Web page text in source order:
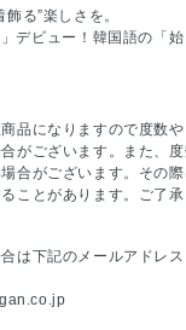
る”楽しさを。
デビュー！韓国語の「始
品になりますので度数
がございます。また、
合がございます。その際
ことがあります。ご了承
は下記のメールアドレ